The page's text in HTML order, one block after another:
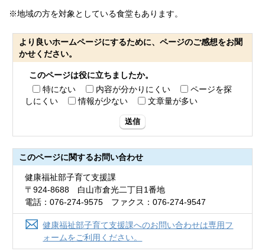
※地域の方を対象としている食堂もあります。
より良いホームページにするために、ページのご感想をお聞
かせください。
このページは役に立ちましたか。
特にない
内容が分かりにくい
ページを探
しにくい
情報が少ない 文章量が多い
送信
このページに関するお問い合わせ
健康福祉部子育て支援課
〒924-8688 白山市倉光二丁目1番地
電話：076-274-9575 ファクス：076-274-9547
健康福祉部子育て支援課へのお問い合わせは専用フ
ォームをご利用ください。